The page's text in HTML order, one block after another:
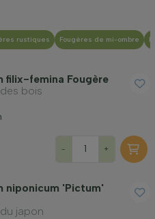
rustiques Fougères de mi-ombre
filix-femina Fougère
bois
- +
niponicum 'Pictum'
japon